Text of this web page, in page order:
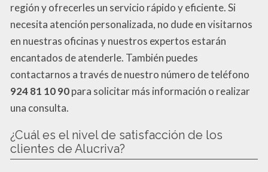
región y ofrecerles un servicio rápido y eficiente. Si
necesita atención personalizada, no dude en visitarnos
en nuestras oficinas y nuestros expertos estarán
encantados de atenderle. También puedes
contactarnos a través de nuestro número de teléfono
924 81 10 90para solicitar más información o realizar
una consulta.
¿Cuál es el nivel de satisfacción de los
clientes de Alucriva?